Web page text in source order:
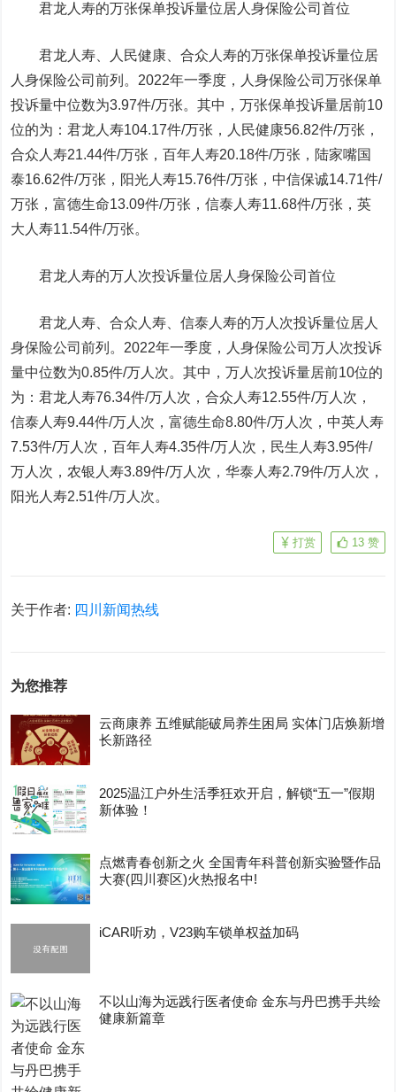
君龙人寿的万张保单投诉量位居人身保险公司首位
君龙人寿、人民健康、合众人寿的万张保单投诉量位居
人身保险公司前列。2022年一季度，人身保险公司万张保单
投诉量中位数为3.97件/万张。其中，万张保单投诉量居前10
位的为：君龙人寿104.17件/万张，人民健康56.82件/万张，
合众人寿21.44件/万张，百年人寿20.18件/万张， 陆家嘴国
泰16.62件/万张，阳光人寿15.76件/万张，中信保诚14.71件/
万张，富德生命13.09件/万张，信泰人寿11.68件/万张，英
大人寿11.54件/万张。
君龙人寿的万人次投诉量位居人身保险公司首位
君龙人寿、合众人寿、信泰人寿的万人次投诉量位居人
身保险公司前列。2022年一季度，人身保险公司万人次投诉
量中位数为0.85件/万人次。其中，万人次投诉量居前10位的
为：君龙人寿76.34件/万人次，合众人寿12.55件/万人次，
信泰人寿9.44件/万人次，富德生命8.80件/万人次，中英人寿
7.53件/万人次，百年人寿4.35件/万人次，民生人寿3.95件/
万人次，农银人寿3.89件/万人次，华泰人寿2.79件/万人次，
阳光人寿2.51件/万人次。
13 赞
打赏
关于作者: 四川新闻热线
为您推荐
云商康养 五维赋能破局养生困局 实体门店焕新增
长新路径
2025温江户外生活季狂欢开启，解锁“五一”假期
新体验！
点燃青春创新之火 全国青年科普创新实验暨作品
大赛(四川赛区)火热报名中!
iCAR听劝，V23购车锁单权益加码
不以山海为远践行医者使命 金东与丹巴携手共绘
健康新篇章